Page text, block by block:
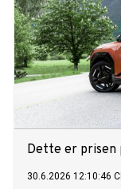
Dette er prisen
30.6.2026 12:10:46